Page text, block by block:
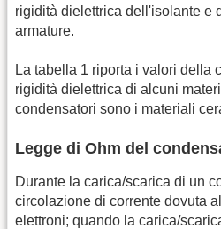
rigidità dielettrica dell'isolante e
armature.
La tabella 1 riporta i valori della
rigidità dielettrica di alcuni
condensatori sono i materiali
Legge di Ohm del
Durante la carica/scarica di un
circolazione di corrente dovuta
elettroni; quando la carica/